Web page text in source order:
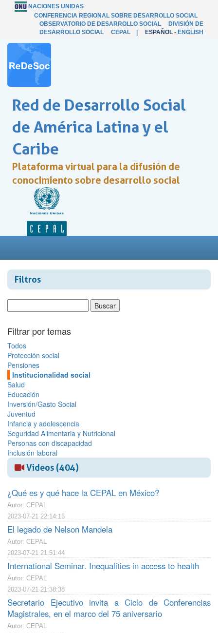
NACIONES UNIDAS
CONFERENCIA REGIONAL SOBRE DESARROLLO SOCIAL
OBSERVATORIO DE DESARROLLO SOCIAL
DIVISIÓN DE
DESARROLLO SOCIAL
CEPAL ESPAÑOL - ENGLISH
Red de Desarrollo Social
de América Latina y el
Caribe
Plataforma virtual para la difusión de
conocimiento sobre desarrollo social
Filtros
Filtrar por temas
Todos
Protección social
Pensiones
Institucionalidad social
Salud
Educación
Inversión/Gasto Social
Juventud
Infancia y adolescencia
Seguridad Alimentaria y Nutricional
Personas con discapacidad
Inclusión laboral
Videos (404)
¿Qué es y qué hace la CEPAL en México?
Autor: CEPAL
2023-07-21 22:14:16
El legado de Nelson Mandela
Autor: CEPAL
2023-07-21 21:51:44
International Seminar. Inequalities in access to health
Autor: CEPAL
2023-07-21 21:38:38
Secretario Ejecutivo invita a Ciclo de Conferencias
Magistrales, en el marco del 75 aniversario
Autor: CEPAL